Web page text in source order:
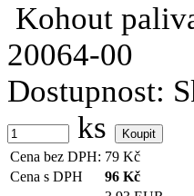
Kohout
20064-00
Dostupnost:
ks
Cena bez DPH: 79 Kč
Cena s DPH
96 Kč